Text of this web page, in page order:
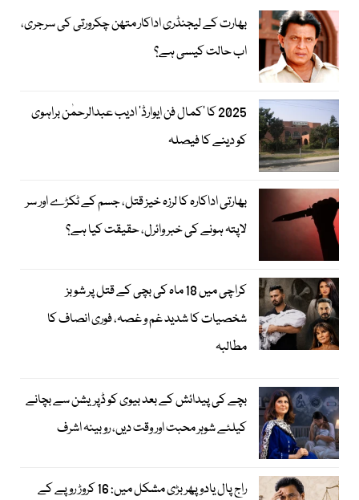
بھارت کے لیجنڈری اداکار متھن چکرورتی کی سرجری،
اب حالت کیسی ہے؟
2025 کا ’کمال فن ایوارڈ‘ ادیب عبدالرحمٰن براہوی
کو دینے کا فیصلہ
بھارتی اداکارہ کا لرزہ خیز قتل، جسم کے ٹکڑے اور سر
لاپتہ ہونے کی خبر وائرل، حقیقت کیا ہے؟
کراچی میں 18 ماہ کی بچی کے قتل پر شوبز
شخصیات کا شدید غم و غصہ، فوری انصاف کا
مطالبہ
بچے کی پیدائش کے بعد بیوی کو ڈپریشن سے بچانے
کیلئے شوہر محبت اور وقت دیں، روبینہ اشرف
راج پال یادو پھر بڑی مشکل میں: 16 کروڑ روپے کے